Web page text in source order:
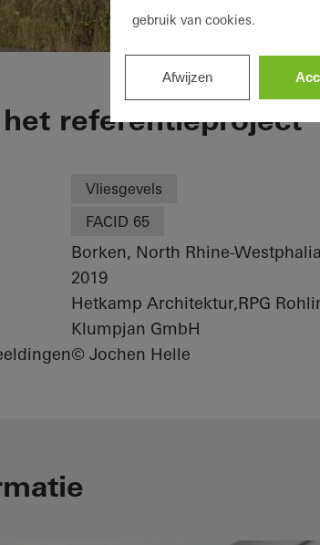
referentieproject
Vliesgevels
FACID 65
Borken, North Rhine-Westphalia
2019
Hetkamp Architektur,RPG
Klumpjan GmbH
© Jochen Helle
gebruik van cookies.
Afwijzen